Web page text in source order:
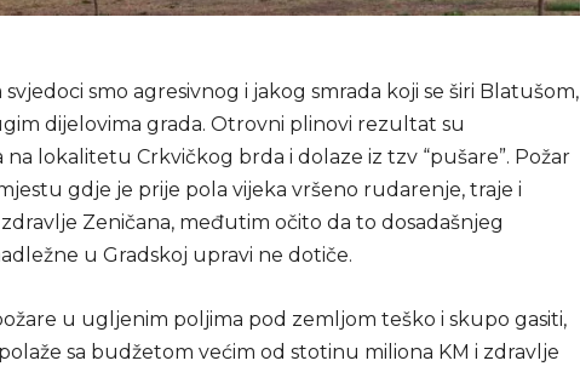
smo agresivnog i jakog smrada koji se širi Blatušom,
dijelovima grada. Otrovni plinovi rezultat su
na lokalitetu Crkvičkog brda i dolaze iz tzv “pušare”. Požar
gdje je prije pola vijeka vršeno rudarenje, traje i
Zeničana, međutim očito da to dosadašnjeg
u Gradskoj upravi ne dotiče.
u ugljenim poljima pod zemljom teško i skupo gasiti,
sa budžetom većim od stotinu miliona KM i zdravlje